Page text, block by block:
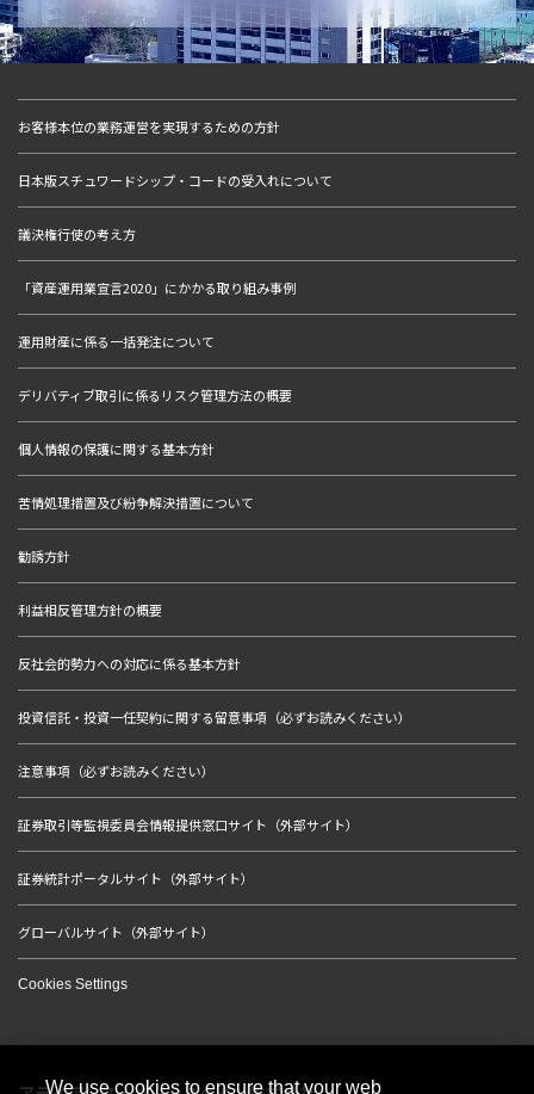
お客様本位の業務運営を実現するための方針
日本版スチュワードシップ・コードの受入れについて
議決権行使の考え方
「資産運用業宣言2020」にかかる取り組み事例
運用財産に係る一括発注について
デリバティブ取引に係るリスク管理方法の概要
個人情報の保護に関する基本方針
苦情処理措置及び紛争解決措置について
勧誘方針
利益相反管理方針の概要
反社会的勢力への対応に係る基本方針
投資信託・投資一任契約に関する留意事項（必ずお読みください）
注意事項（必ずお読みください）
証券取引等監視委員会情報提供窓口サイト（外部サイト）
証券統計ポータルサイト（外部サイト）
グローバルサイト（外部サイト）
Cookies Settings
We use cookies to ensure that your web